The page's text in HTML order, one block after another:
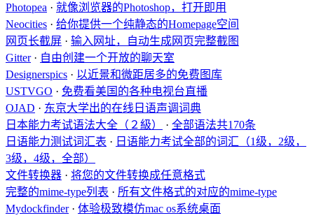
Photopea · 就像浏览器的Photoshop，打开即用
Neocities · 给你提供一个纯静态的Homepage空间
网页长截屏 · 输入网址，自动生成网页完整截图
Gitter · 自由创建一个开放的聊天室
Designerspics · 以近景和微距居多的免费图库
USTVGO · 免费看美国的各种电视台直播
OJAD · 东京大学出的在线日语声调词典
日本能力考试语法大全（２級）
· 全部语法共170条
日语能力测试词汇表 · 日语能力考试全部的词汇（1级，2级，
3级，4级，全部）
文件转换器 · 将您的文件转换成任意格式
完整的mime-type列表 · 所有文件格式的对应的mime-type
Mydockfinder · 体验极致模仿mac os系统桌面